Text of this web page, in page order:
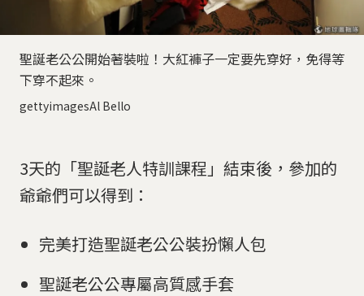
聖誕老公公開始著裝啦！大紅褲子一定要先穿好，免得等
下穿不起來。
gettyimagesAl Bello
3天的「聖誕老人特訓課程」結束後，參加的
爺爺們可以得到：
完美打造聖誕老公公裝扮懶人包
聖誕老公公專屬高質感手套